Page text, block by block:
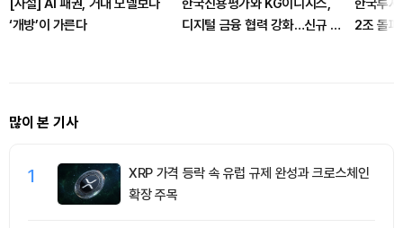
[사설] AI 패권, 거대 모델보다
‘개방’이 가른다
한국신용평가와 KG이니시스,
디지털 금융 협력 강화…신규 사
한국투
2조 돌
많이 본 기사
1
XRP 가격 등락 속 유럽 규제 완성과 크로스체인
확장 주목